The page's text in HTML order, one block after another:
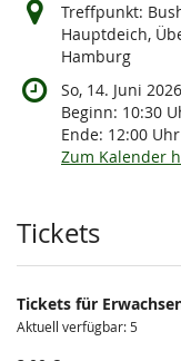
Treffpunkt:
Hauptdeich,
Hamburg
So, 14. Juni 2026
Beginn: 10:30
Ende: 12:00 Uhr
Zum Kalender
Produkte
Tickets
Tickets für
Aktuell verfügbar: 5